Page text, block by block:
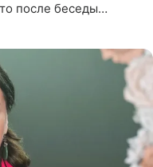
после беседы